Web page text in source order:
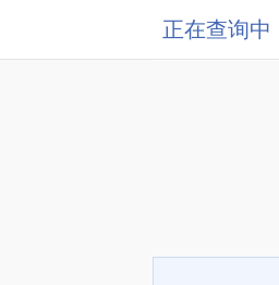
正在查询中